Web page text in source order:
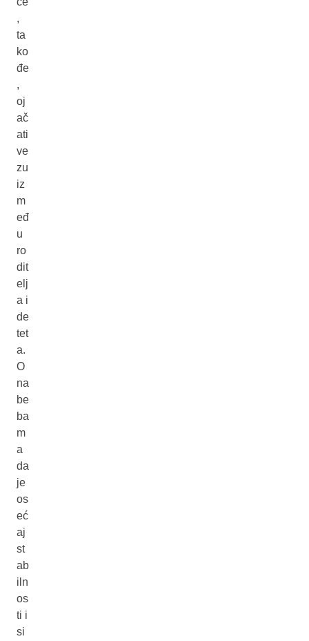
,
ta
ko
đe
,
oj
ač
ati
ve
zu
iz
m
eđ
u
ro
dit
elj
a i
de
tet
a.
O
na
be
ba
m
a
da
je
os
eć
aj
st
ab
iln
os
ti i
si